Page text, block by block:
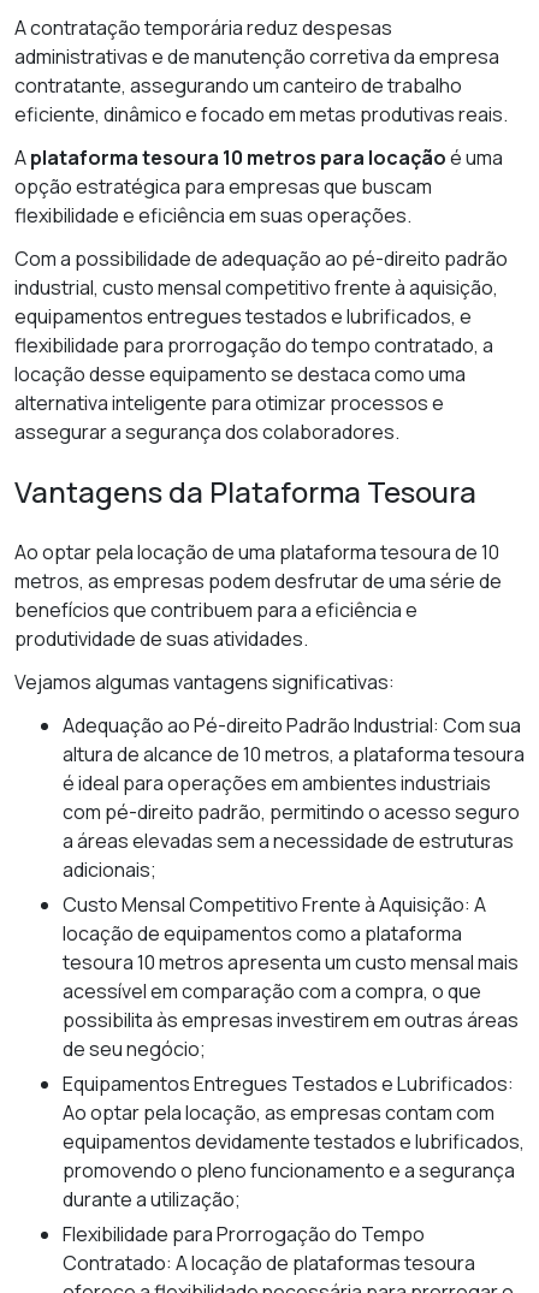
A contratação temporária reduz despesas
administrativas e de manutenção corretiva da empresa
contratante, assegurando um canteiro de trabalho
eficiente, dinâmico e focado em metas produtivas reais.
Aplataforma tesoura 10 metros para locaçãoé uma
opção estratégica para empresas que buscam
flexibilidade e eficiência em suas operações.
Com a possibilidade de adequação ao pé-direito padrão
industrial, custo mensal competitivo frente à aquisição,
equipamentos entregues testados e lubrificados, e
flexibilidade para prorrogação do tempo contratado, a
locação desse equipamento se destaca como uma
alternativa inteligente para otimizar processos e
assegurar a segurança dos colaboradores.
Vantagens da Plataforma Tesoura
Ao optar pela locação de uma plataforma tesoura de 10
metros, as empresas podem desfrutar de uma série de
benefícios que contribuem para a eficiência e
produtividade de suas atividades.
Vejamos algumas vantagens significativas:
Adequação ao Pé-direito Padrão Industrial: Com sua
altura de alcance de 10 metros, a plataforma tesoura
é ideal para operações em ambientes industriais
com pé-direito padrão, permitindo o acesso seguro
a áreas elevadas sem a necessidade de estruturas
adicionais;
Custo Mensal Competitivo Frente à Aquisição: A
locação de equipamentos como a plataforma
tesoura 10 metros apresenta um custo mensal mais
acessível em comparação com a compra, o que
possibilita às empresas investirem em outras áreas
de seu negócio;
Equipamentos Entregues Testados e Lubrificados:
Ao optar pela locação, as empresas contam com
equipamentos devidamente testados e lubrificados,
promovendo o pleno funcionamento e a segurança
durante a utilização;
Flexibilidade para Prorrogação do Tempo
Contratado: A locação de plataformas tesoura